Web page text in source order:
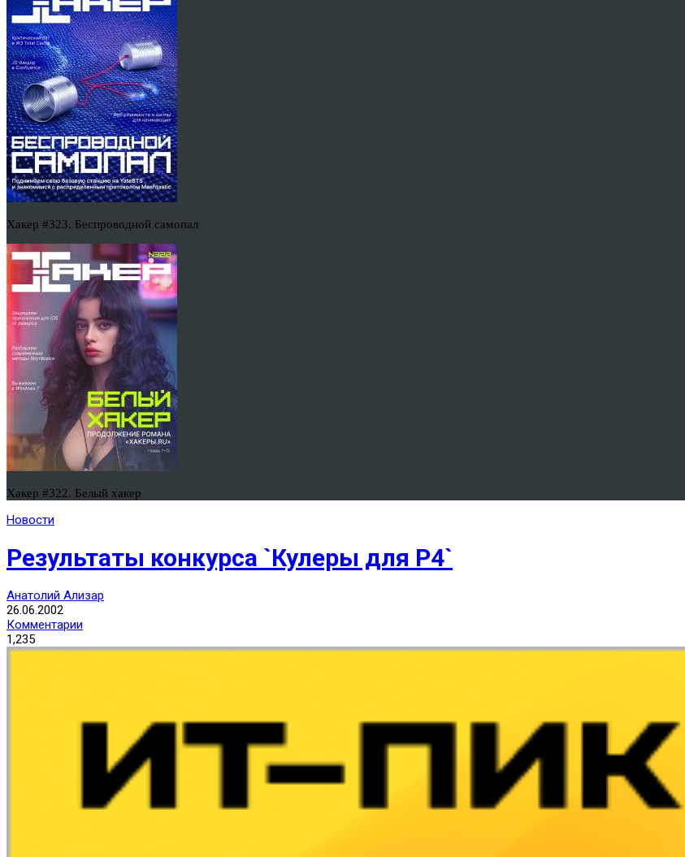
Хакер #323. Беспроводной самопал
Хакер #322. Белый хакер
Новости
Результаты конкурса `Кулеры для Р4`
Анатолий Ализар
26.06.2002
Комментарии
1,235